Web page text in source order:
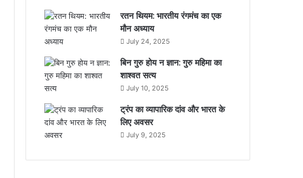
रतन थियम: भारतीय रंगमंच का एक
मौन अध्याय
July 24, 2025
बिन गुरु होय न ज्ञान: गुरु महिमा का
शाश्वत सत्य
July 10, 2025
ट्रंप का व्यापारिक दांव और भारत के
लिए अवसर
July 9, 2025